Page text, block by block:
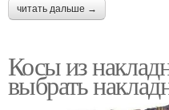
читать дальше →
Косы из
выбрать